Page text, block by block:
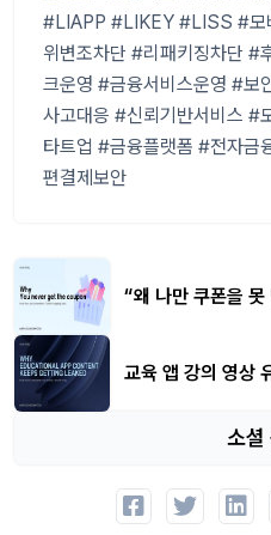
#LIAPP #LIKEY #LISS #모
위변조차단 #리패키징차단 #
크운영 #금융서비스운영 #보
사고대응 #신뢰기반서비스 #
타트업 #금융플랫폼 #전자금
편결제보안
“왜 나만 쿠폰을 못
교육 앱 강의 영상
소셜